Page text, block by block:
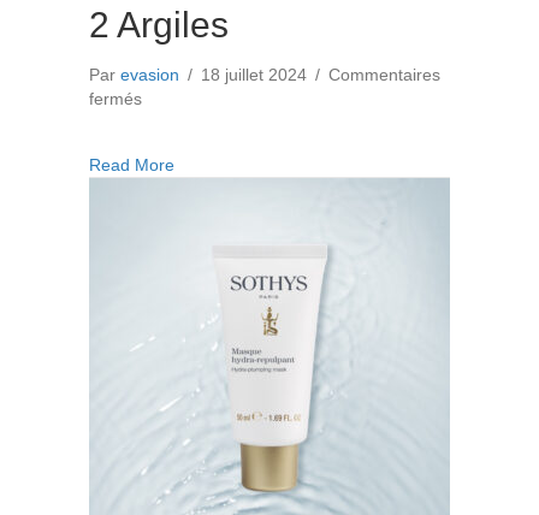
2 Argiles
Par evasion / 18 juillet 2024 / Commentaires
ferméssur
aux
Read Moreabout Masque Purifiant aux 2 Argiles